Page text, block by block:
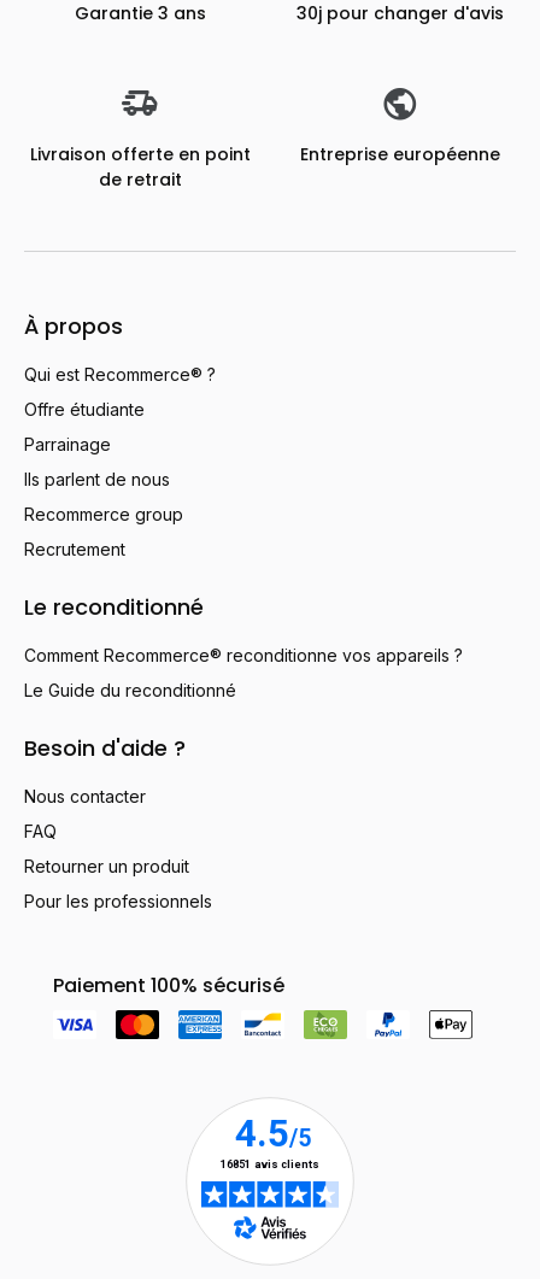
Garantie 3 ans 30j pour changer d'avis
Livraison offerte en point
de retrait
Entreprise européenne
À propos
Qui est Recommerce® ?
Offre étudiante
Parrainage
Ils parlent de nous
Recommerce group
Recrutement
Le reconditionné
Comment Recommerce® reconditionne vos appareils ?
Le Guide du reconditionné
Besoin d'aide ?
Nous contacter
FAQ
Retourner un produit
Pour les professionnels
Paiement 100% sécurisé